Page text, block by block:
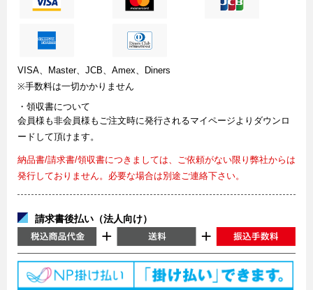
VISA、Master、JCB、Amex、Diners
※手数料は一切かかりません
・領収書について
会員様も非会員様もご注文時に発行されるマイページよりダウンロ
ードして頂けます。
納品書/請求書/領収書につきましては、ご依頼がない限り弊社からは
発行しておりません。必要な場合は別途ご連絡下さい。
請求書後払い（法人向け）